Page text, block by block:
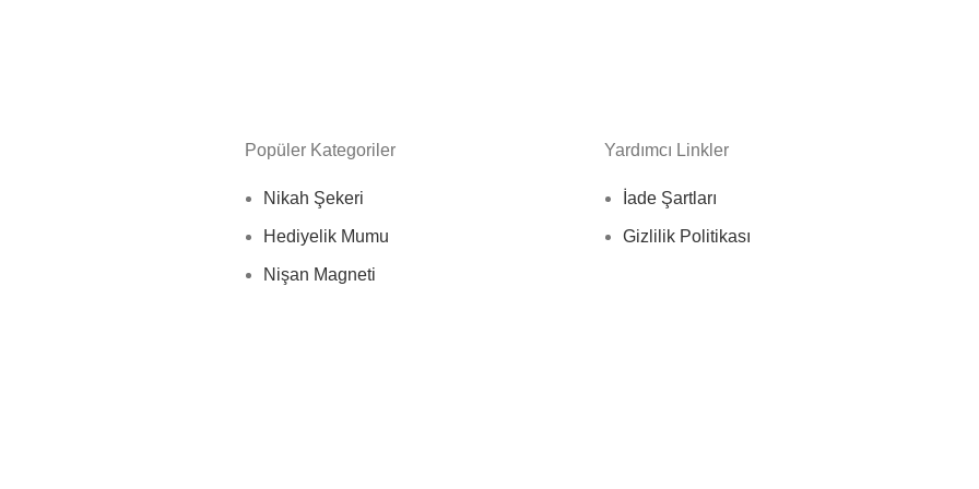
Günümüzde çiftler, düğünlerinde farklı ve yaratıcı çözümler tercih ediyor. Çeşitli seçenekler,
evinde kalıcı bir hatıra olarak yer alır.
Popüler Kategoriler
Nikah Şekeri
Hediyelik Mumu
Nişan Magneti
Yardımcı Linkler
İade Şartları
Gizlilik Politikası